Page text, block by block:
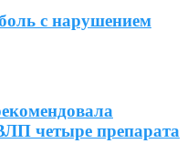
с нарушением
четыре препарата